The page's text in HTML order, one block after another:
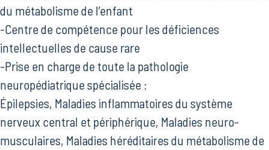
du métabolisme de l’enfant
-Centre de compétence pour les déficiences
intellectuelles de cause rare
-Prise en charge de toute la pathologie
neuropédiatrique spécialisée :
Épilepsies, Maladies inflammatoires du système
nerveux central et périphérique, Maladies neuro-
musculaires, Maladies héréditaires du métabolisme de